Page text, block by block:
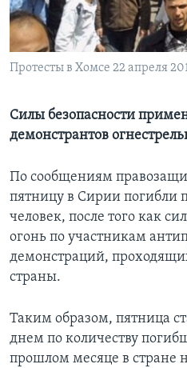
Learning English
СОЦИАЛЬНЫЕ СЕТИ
Языки
Протесты в Хомсе 22 апреля
Силы безопасности
демонстрантов
По сообщениям
пятницу в Сирии погибли
человек, после того как
огонь по участникам
демонстраций,
страны.
Таким образом, пятница
днем по количеству
прошлом месяце в стране